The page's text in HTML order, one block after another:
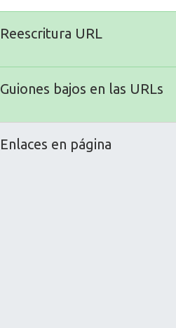
Reescritura URL
Guiones bajos en las URLs
Enlaces en página